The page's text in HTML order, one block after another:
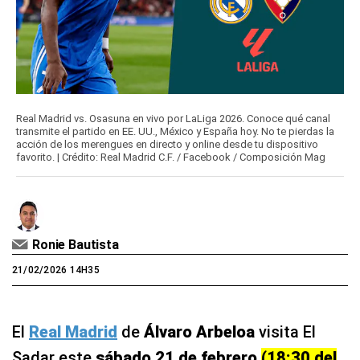
Real Madrid vs. Osasuna en vivo por LaLiga 2026. Conoce qué canal
transmite el partido en EE. UU., México y España hoy. No te pierdas la
acción de los merengues en directo y online desde tu dispositivo
favorito. | Crédito: Real Madrid C.F. / Facebook / Composición Mag
Ronie Bautista
21/02/2026 14H35
El Real Madrid de Álvaro Arbeloa visita El